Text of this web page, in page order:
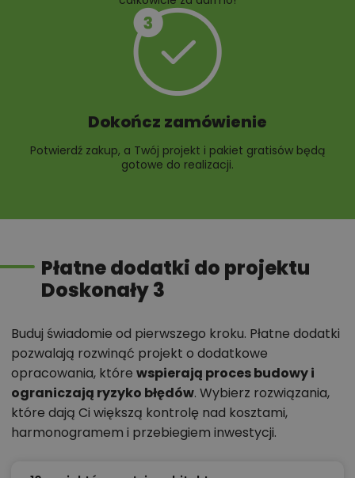
Dokończ zamówienie
Potwierdź zakup, a Twój projekt i pakiet gratisów będą
gotowe do realizacji.
Płatne dodatki do projektu
Doskonały 3
Buduj świadomie od pierwszego kroku. Płatne dodatki
pozwalają rozwinąć projekt o dodatkowe
opracowania, które wspierają proces budowy i
ograniczają ryzyko błędów. Wybierz rozwiązania,
które dają Ci większą kontrolę nad kosztami,
harmonogramem i przebiegiem inwestycji.